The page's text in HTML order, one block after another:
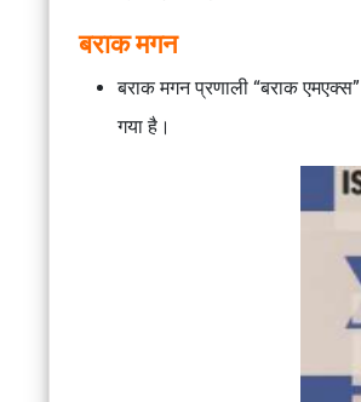
बराक मगन
बराक मगन प्रणाली “बराक
गया है।